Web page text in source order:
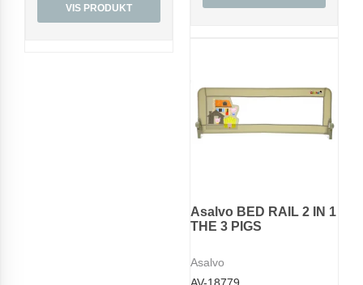
VIS PRODUKT
Asalvo BED RAIL 2 IN 1
THE 3 PIGS
Asalvo